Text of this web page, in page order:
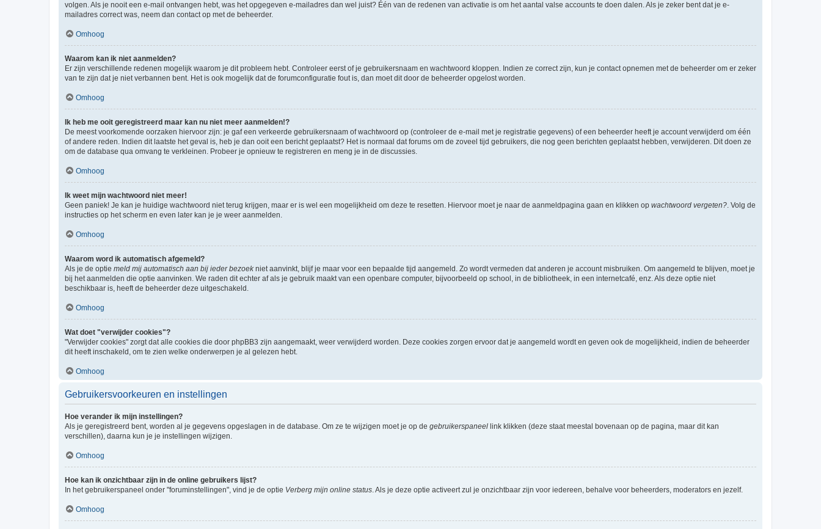
volgen. Als je nooit een e-mail ontvangen hebt, was het opgegeven e-mailadres dan wel juist? Één van de redenen van activatie is om het aantal valse accounts te doen dalen. Als je zeker bent dat je e-
mailadres correct was, neem dan contact op met de beheerder.
Omhoog
Waarom kan ik niet aanmelden?
Er zijn verschillende redenen mogelijk waarom je dit probleem hebt. Controleer eerst of je gebruikersnaam en wachtwoord kloppen. Indien ze correct zijn, kun je contact opnemen met de beheerder om er zeker
van te zijn dat je niet verbannen bent. Het is ook mogelijk dat de forumconfiguratie fout is, dan moet dit door de beheerder opgelost worden.
Omhoog
Ik heb me ooit geregistreerd maar kan nu niet meer aanmelden!?
De meest voorkomende oorzaken hiervoor zijn: je gaf een verkeerde gebruikersnaam of wachtwoord op (controleer de e-mail met je registratie gegevens) of een beheerder heeft je account verwijderd om één
of andere reden. Indien dit laatste het geval is, heb je dan ooit een bericht geplaatst? Het is normaal dat forums om de zoveel tijd gebruikers, die nog geen berichten geplaatst hebben, verwijderen. Dit doen ze
om de database qua omvang te verkleinen. Probeer je opnieuw te registreren en meng je in de discussies.
Omhoog
Ik weet mijn wachtwoord niet meer!
Geen paniek! Je kan je huidige wachtwoord niet terug krijgen, maar er is wel een mogelijkheid om deze te resetten. Hiervoor moet je naar de aanmeldpagina gaan en klikken op wachtwoord vergeten?. Volg de
instructies op het scherm en even later kan je je weer aanmelden.
Omhoog
Waarom word ik automatisch afgemeld?
Als je de optie meld mij automatisch aan bij ieder bezoekniet aanvinkt, blijf je maar voor een bepaalde tijd aangemeld. Zo wordt vermeden dat anderen je account misbruiken. Om aangemeld te blijven, moet je
bij het aanmelden die optie aanvinken. We raden dit echter af als je gebruik maakt van een openbare computer, bijvoorbeeld op school, in de bibliotheek, in een internetcafé, enz. Als deze optie niet
beschikbaar is, heeft de beheerder deze uitgeschakeld.
Omhoog
Wat doet "verwijder cookies"?
"Verwijder cookies" zorgt dat alle cookies die door phpBB3 zijn aangemaakt, weer verwijderd worden. Deze cookies zorgen ervoor dat je aangemeld wordt en geven ook de mogelijkheid, indien de beheerder
dit heeft inschakeld, om te zien welke onderwerpen je al gelezen hebt.
Omhoog
Gebruikersvoorkeuren en instellingen
Hoe verander ik mijn instellingen?
Als je geregistreerd bent, worden al je gegevens opgeslagen in de database. Om ze te wijzigen moet je op de gebruikerspaneel link klikken (deze staat meestal bovenaan op de pagina, maar dit kan
verschillen), daarna kun je je instellingen wijzigen.
Omhoog
Hoe kan ik onzichtbaar zijn in de online gebruikers lijst?
In het gebruikerspaneel onder "foruminstellingen", vind je de optie Verberg mijn online status. Als je deze optie activeert zul je onzichtbaar zijn voor iedereen, behalve voor beheerders, moderators en jezelf.
Omhoog